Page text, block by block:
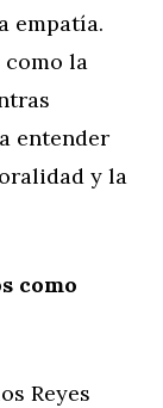
empatía.
como la
entender
y la
como
Reyes